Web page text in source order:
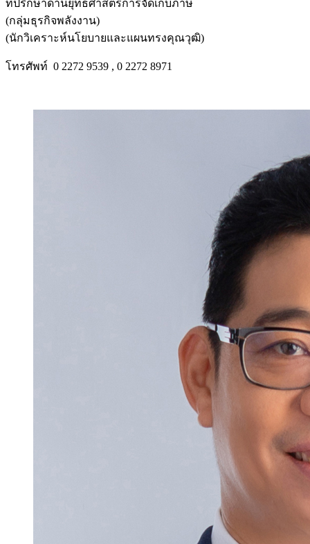
ที่ปรึกษาด้านยุทธศาสตร์การจัดเก็บภาษี
(กลุ่มธุรกิจพลังงาน)
(นักวิเคราะห์นโยบายและแผนทรงคุณวุฒิ)
โทรศัพท์ 0 2272 9539 , 0 2272 8971